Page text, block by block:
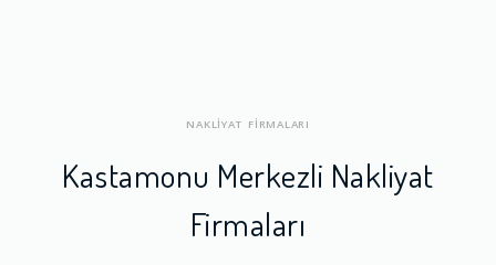
NAKLİYAT FİRMALARI
Kastamonu Merkezli Nakliyat
Firmaları